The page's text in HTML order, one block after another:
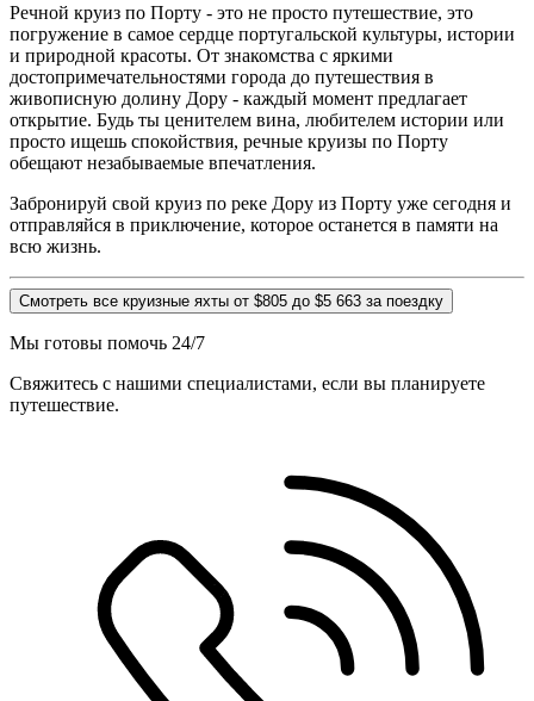
Речной круиз по Порту - это не просто путешествие, это
погружение в самое сердце португальской культуры, истории
и природной красоты. От знакомства с яркими
достопримечательностями города до путешествия в
живописную долину Дору - каждый момент предлагает
открытие. Будь ты ценителем вина, любителем истории или
просто ищешь спокойствия, речные круизы по Порту
обещают незабываемые впечатления.
Забронируй свой круиз по реке Дору из Порту уже сегодня и
отправляйся в приключение, которое останется в памяти на
всю жизнь.
Смотреть все круизные яхты от $805 до $5 663 за поездку
Мы готовы помочь 24/7
Свяжитесь с нашими специалистами, если вы планируете
путешествие.